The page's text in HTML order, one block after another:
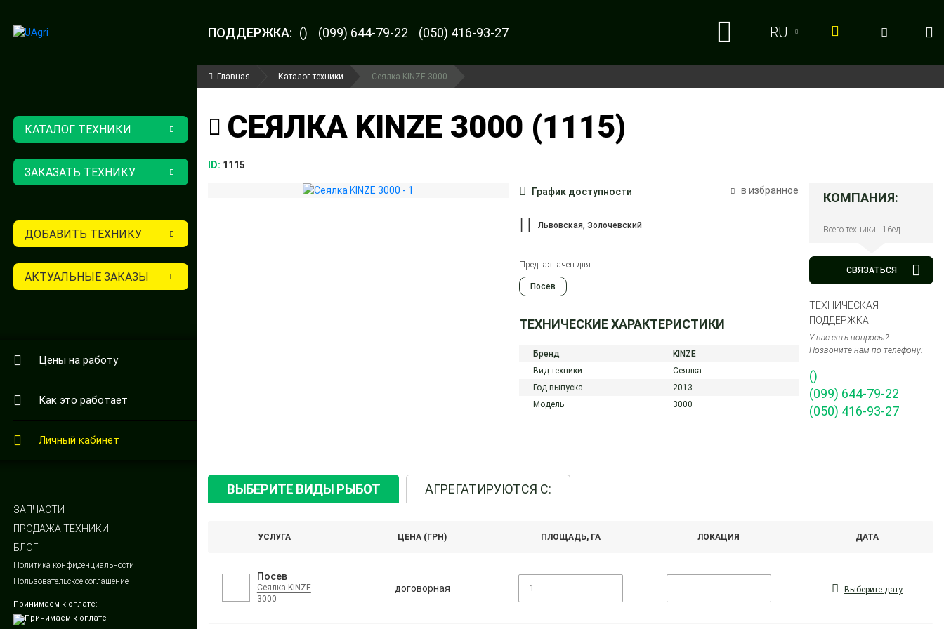
ПОДДЕРЖКА: () (099) 644-79-22 (050) 416-93-27
RU
КАТАЛОГ ТЕХНИКИ
ЗАКАЗАТЬ ТЕХНИКУ
ДОБАВИТЬ ТЕХНИКУ
АКТУАЛЬНЫЕ ЗАКАЗЫ
Цены на работу
Как это работает
Личный кабинет
ЗАПЧАСТИ
ПРОДАЖА ТЕХНИКИ
БЛОГ
Политика конфиденциальности
Пользовательское соглашение
Принимаем к оплате:
Главная Каталог техники Сеялка KINZE 3000
СЕЯЛКА KINZE 3000 (1115)
ID: 1115
График доступности в избранное
Львовская, Золочевский
Предназначен для:
Посев
ТЕХНИЧЕСКИЕ ХАРАКТЕРИСТИКИ
Бренд
KINZE
Вид техники
Сеялка
Год выпуска
2013
Модель
3000
КОМПАНИЯ:
Всего техники : 16ед.
СВЯЗАТЬСЯ
ТЕХНИЧЕСКАЯ
ПОДДЕРЖКА
У вас есть вопросы?
Позвоните нам по телефону:
()
(099) 644-79-22
(050) 416-93-27
ВЫБЕРИТЕ ВИДЫ РЫБОТ АГРЕГАТИРУЮТСЯ С:
УСЛУГА ЦЕНА (ГРН) ПЛОЩАДЬ, ГА ЛОКАЦИЯ ДАТА
Посев
Сеялка KINZE
3000
договорная Выберите дату